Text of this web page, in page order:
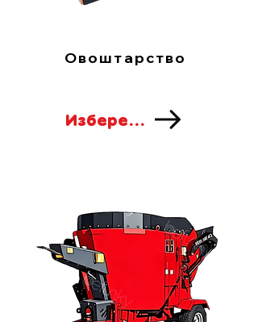
Овоштарство
Изберете